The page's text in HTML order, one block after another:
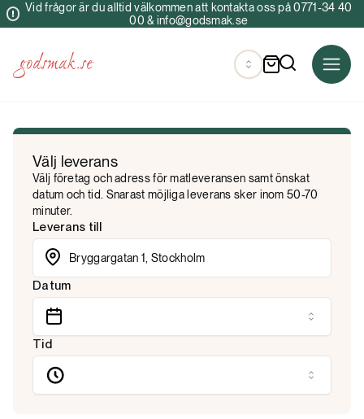
Vid frågor är du alltid välkommen att kontakta oss på 0771-34 40
00 & info@godsmak.se
Välj leverans
Välj företag och adress för matleveransen samt önskat
datum och tid. Snarast möjliga leverans sker inom 50-70
minuter.
Leverans till
Datum
Tid